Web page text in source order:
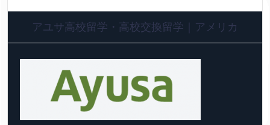
アユサ高校留学・高校交換留学｜アメリカ